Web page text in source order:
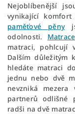
Nejoblíbenější
vynikající
paměťové pěny
odolnosti.
matraci, pohlcují
Dalším důležitým
hledáte matraci
jednu nebo dvě
nevzniká
partnerů odlišné
radši na dvě